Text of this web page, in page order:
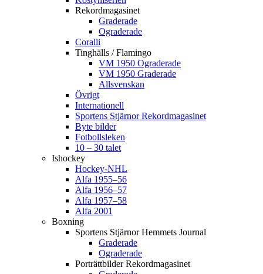
Rekordmagasinet
Graderade
Ograderade
Coralli
Tinghälls / Flamingo
VM 1950 Ograderade
VM 1950 Graderade
Allsvenskan
Övrigt
Internationell
Sportens Stjärnor Rekordmagasinet
Byte bilder
Fotbollsleken
10 – 30 talet
Ishockey
Hockey-NHL
Alfa 1955–56
Alfa 1956–57
Alfa 1957–58
Alfa 2001
Boxning
Sportens Stjärnor Hemmets Journal
Graderade
Ograderade
Porträttbilder Rekordmagasinet